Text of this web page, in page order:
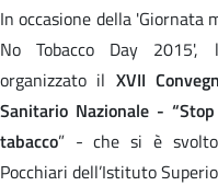
In occasione della 'Giornata
No Tobacco Day
organizzato il XVII
Sanitario Nazionale -
tabacco” - che si è
Pocchiari dell’Istituto